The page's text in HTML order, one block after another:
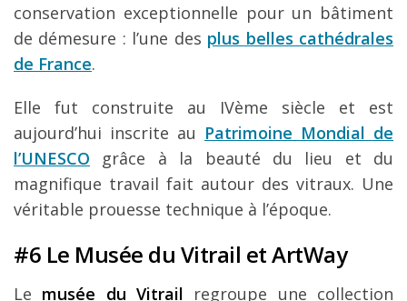
conservation exceptionnelle pour un bâtiment
de démesure : l’une des plus belles cathédrales
de France.
Elle fut construite au IVème siècle et est
aujourd’hui inscrite au Patrimoine Mondial de
l’UNESCO
grâce à la beauté du lieu et du
magnifique travail fait autour des vitraux. Une
véritable prouesse technique à l’époque.
#6 Le Musée du Vitrail et ArtWay
Le musée du Vitrail regroupe une collection